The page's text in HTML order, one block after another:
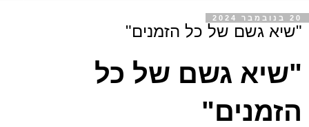
20 בנובמבר 2024
"שיא גשם של כל הזמנים"
"שיא גשם של כל
הזמנים"